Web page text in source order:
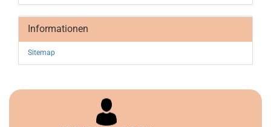
Informationen
Sitemap